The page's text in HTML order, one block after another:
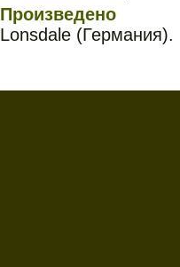
Произведено
Lonsdale (Германия).